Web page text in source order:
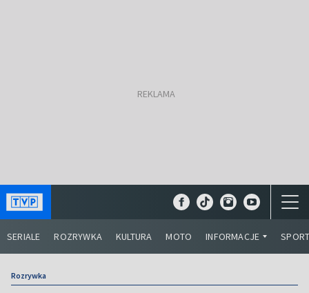
SERIALE ROZRYWKA KULTURA MOTO INFORMACJE
Rozrywka